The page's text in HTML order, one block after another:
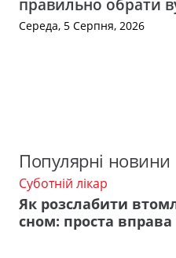
Середа, 5 Серпня, 2026
Популярні новини
Суботній лікар
Як розслабити
сном: проста